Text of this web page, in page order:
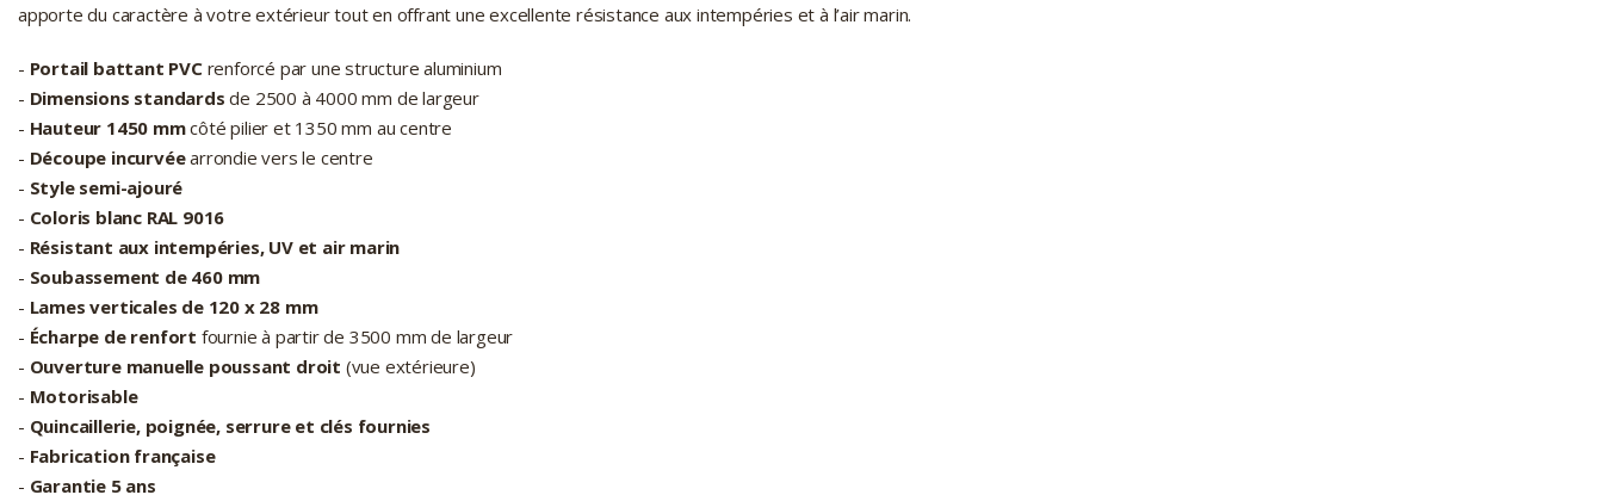
apporte du caractère à votre extérieur tout en offrant une excellente résistance aux intempéries et à l’air marin.
- Portail battant PVCrenforcé par une structure aluminium
- Dimensions standards de 2500 à 4000 mm de largeur
- Hauteur 1450 mmcôté pilier et 1350 mm au centre
- Découpe incurvéearrondie vers le centre
- Style semi-ajouré
- Coloris blanc RAL 9016
- Résistant aux intempéries, UV et air marin
- Soubassement de 460 mm
- Lames verticales de 120 x 28 mm
- Écharpe de renfort fournie à partir de 3500 mm de largeur
- Ouverture manuelle poussant droit (vue extérieure)
- Motorisable
- Quincaillerie, poignée, serrure et clés fournies
- Fabrication française
- Garantie 5 ans